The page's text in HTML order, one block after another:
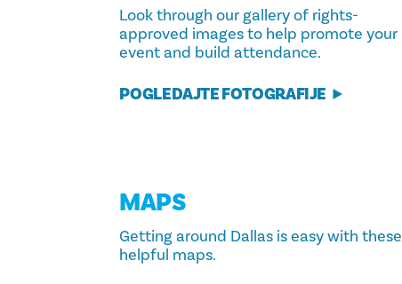
Look through our gallery of rights-
approved images to help promote your
event and build attendance.
POGLEDAJTE FOTOGRAFIJE
MAPS
Getting around Dallas is easy with these
helpful maps.